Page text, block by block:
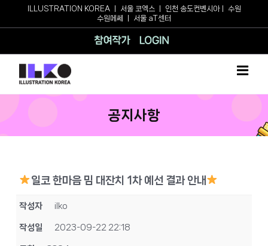
ILLUSTRATION KOREAㅣ 서울 코엑스 인천 송도컨벤시아ㅣ 수원
수원메쎄
서울 aT센터
참여작가
공지사항
일코 한마음 밈 대잔치 1차 예선 결과 안내
작성자 ilko
작성일 2023-09-22 22:18